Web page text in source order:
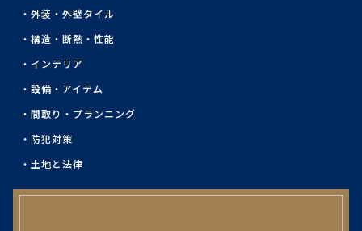
外装・外壁タイル
構造・断熱・性能
インテリア
設備・アイテム
間取り・プランニング
防犯対策
土地と法律